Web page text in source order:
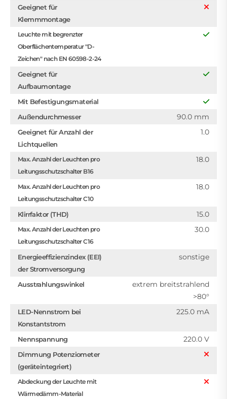
Geeignet für
Klemmmontage
Leuchte mit begrenzter
Oberflächentemperatur "D-
Zeichen" nach EN 60598-2-24
Geeignet für
Aufbaumontage
Mit Befestigungsmaterial
Außendurchmesser
90.0 mm
Geeignet für Anzahl der
Lichtquellen
1.0
Max. Anzahl der Leuchten pro
Leitungsschutzschalter B16
18.0
Max. Anzahl der Leuchten pro
Leitungsschutzschalter C10
18.0
Klirrfaktor (THD) 15.0
Max. Anzahl der Leuchten pro
Leitungsschutzschalter C16
30.0
Energieeffizienzindex (EEI)
der Stromversorgung
sonstige
Ausstrahlungswinkel
extrem breitstrahlend
>80°
LED-Nennstrom bei
Konstantstrom
225.0 mA
Nennspannung 220.0 V
Dimmung Potenziometer
(geräteintegriert)
Abdeckung der Leuchte mit
Wärmedämm-Material